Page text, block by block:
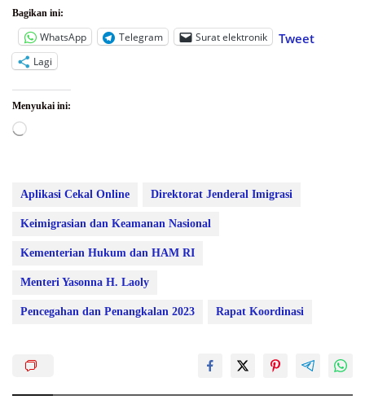
Bagikan ini:
WhatsApp Telegram Surat elektronik Tweet
Lagi
Menyukai ini:
Memuat...
Aplikasi Cekal Online Direktorat Jenderal Imigrasi
Keimigrasian dan Keamanan Nasional
Kementerian Hukum dan HAM RI
Menteri Yasonna H. Laoly
Pencegahan dan Penangkalan 2023 Rapat Koordinasi